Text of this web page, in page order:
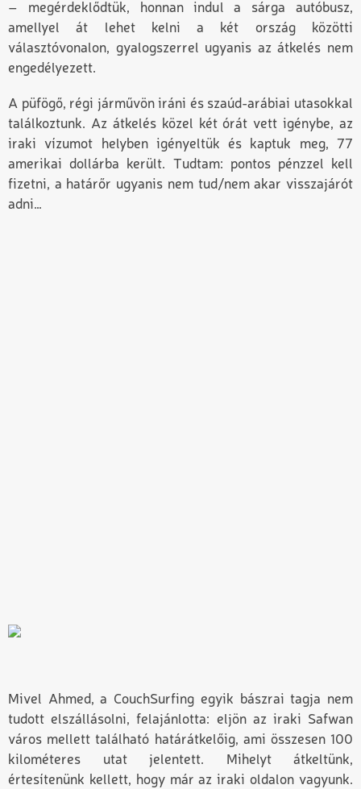
– megérdeklődtük, honnan indul a sárga autóbusz,
amellyel át lehet kelni a két ország közötti
választóvonalon, gyalogszerrel ugyanis az átkelés nem
engedélyezett.
A püfögő, régi járművön iráni és szaúd-arábiai utasokkal
találkoztunk. Az átkelés közel két órát vett igénybe, az
iraki vízumot helyben igényeltük és kaptuk meg, 77
amerikai dollárba került. Tudtam: pontos pénzzel kell
fizetni, a határőr ugyanis nem tud/nem akar visszajárót
adni…
Mivel Ahmed, a Couch­Surfing egyik bászrai tagja nem
tudott elszállásolni, felajánlotta: eljön az iraki Safwan
város mellett található határátkelőig, ami összesen 100
kilométeres utat jelentett. Mihelyt átkeltünk,
értesítenünk kellett, hogy már az iraki oldalon vagyunk.